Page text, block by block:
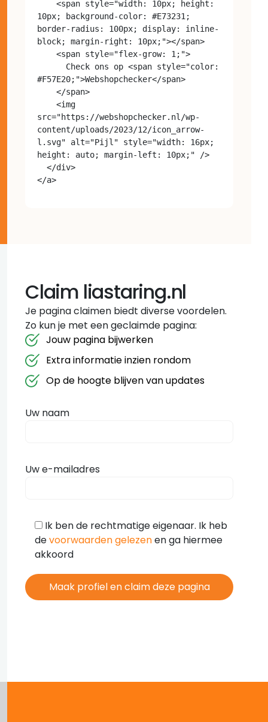
10px; background-color: #E73231;
border-radius: 100px; display: inline-
block; margin-right: 10px;"></span>
#F57E20;">Webshopchecker</span>
src="https://webshopchecker.nl/wp-
content/uploads/2023/12/icon_arrow-
l.svg" alt="Pijl" style="width: 16px;
height: auto; margin-left: 10px;" />
Claim liastaring.nl
Je pagina claimen biedt diverse voordelen.
Zo kun je met een geclaimde pagina:
Jouw pagina bijwerken
Extra informatie inzien rondom
Op de hoogte blijven van updates
Uw naam
Uw e-mailadres
Ik ben de rechtmatige eigenaar. Ik heb
devoorwaarden gelezenen ga hiermee
akkoord